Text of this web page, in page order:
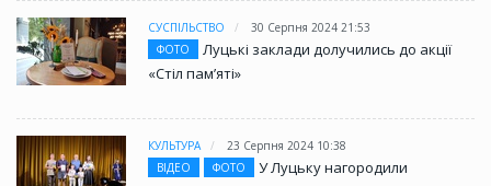
СУСПІЛЬСТВО
30 Серпня 2024 21:53
ФОТО
Луцькі заклади долучились до акції
«Стіл памʼяті»
КУЛЬТУРА
23 Серпня 2024 10:38
ВІДЕО
ФОТО
У Луцьку нагородили